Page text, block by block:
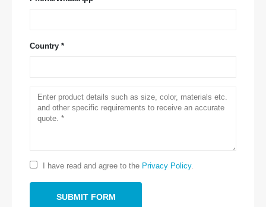
Country *
I have read and agree to the Privacy Policy.
Kontaktirajte nas
cece@winsensor.com